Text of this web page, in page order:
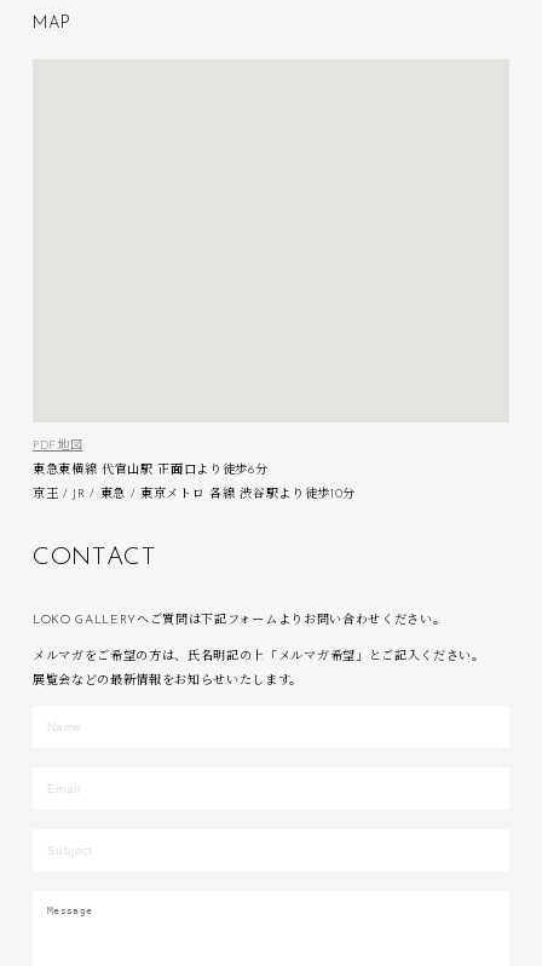
M A P
PDF地図
東急東横線 代官山駅 正面口より徒歩6分
京王 / JR / 東急 / 東京メトロ 各線 渋谷駅より徒歩10分
C ON T AC T
LOKO GALLERYへご質問は下記フォームよりお問い合わせください。
メルマガをご希望の方は、氏名明記の上「メルマガ希望」とご記入ください。
展覧会などの最新情報をお知らせいたします。